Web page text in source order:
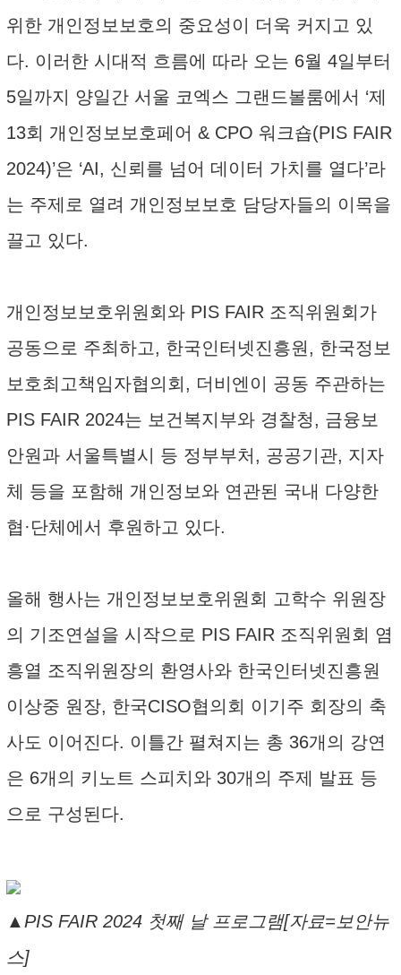
위한 개인정보보호의 중요성이 더욱 커지고 있
다. 이러한 시대적 흐름에 따라 오는 6월 4일부터
5일까지 양일간 서울 코엑스 그랜드볼룸에서 ‘제
13회 개인정보보호페어 & CPO 워크숍(PIS FAIR
2024)’은 ‘AI, 신뢰를 넘어 데이터 가치를 열다’라
는 주제로 열려 개인정보보호 담당자들의 이목을
끌고 있다.
개인정보보호위원회와 PIS FAIR 조직위원회가
공동으로 주최하고, 한국인터넷진흥원, 한국정보
보호최고책임자협의회, 더비엔이 공동 주관하는
PIS FAIR 2024는 보건복지부와 경찰청, 금융보
안원과 서울특별시 등 정부부처, 공공기관, 지자
체 등을 포함해 개인정보와 연관된 국내 다양한
협·단체에서 후원하고 있다.
올해 행사는 개인정보보호위원회 고학수 위원장
의 기조연설을 시작으로 PIS FAIR 조직위원회 염
흥열 조직위원장의 환영사와 한국인터넷진흥원
이상중 원장, 한국CISO협의회 이기주 회장의 축
사도 이어진다. 이틀간 펼쳐지는 총 36개의 강연
은 6개의 키노트 스피치와 30개의 주제 발표 등
으로 구성된다.
▲PIS FAIR 2024 첫째 날 프로그램[자료=보안뉴
스]